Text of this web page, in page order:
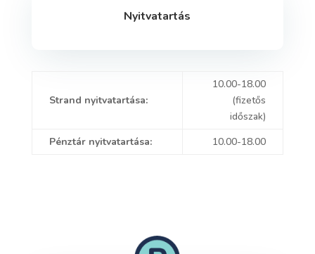
Nyitvatartás
Strand nyitvatartása:
10.00-18.00
(fizetős
időszak)
Pénztár nyitvatartása:
10.00-18.00